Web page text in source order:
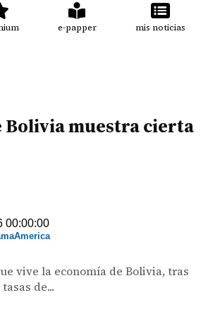
e-papper mis noticias
Bolivia muestra cierta
00:00:00
vive la economía de Bolivia, tras
de...